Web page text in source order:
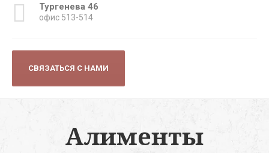
Тургенева 46
офис 513-514
СВЯЗАТЬСЯ С НАМИ
Алименты